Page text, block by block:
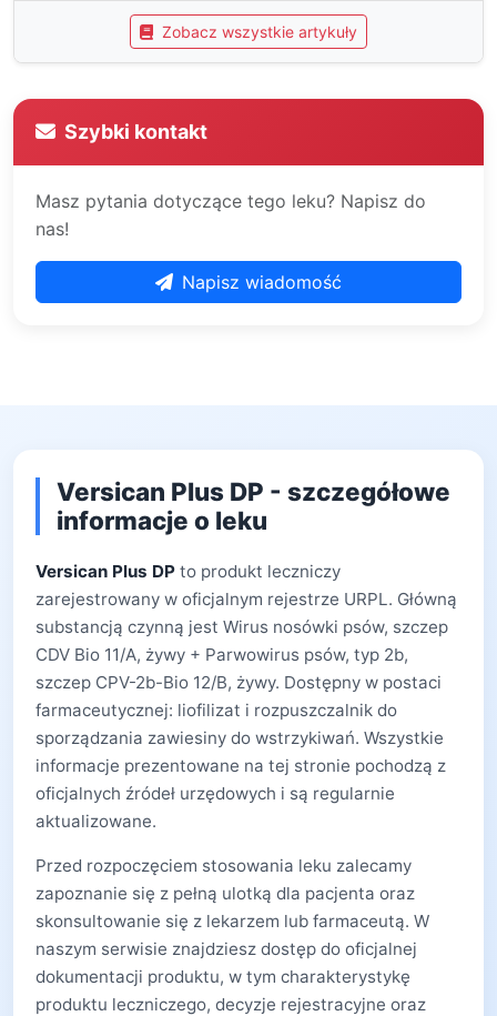
Zobacz wszystkie artykuły
Szybki kontakt
Masz pytania dotyczące tego leku? Napisz do
nas!
Napisz wiadomość
Versican Plus DP - szczegółowe
informacje o leku
Versican Plus DP to produkt leczniczy
zarejestrowany w oficjalnym rejestrze URPL. Główną
substancją czynną jest Wirus nosówki psów, szczep
CDV Bio 11/A, żywy + Parwowirus psów, typ 2b,
szczep CPV-2b-Bio 12/B, żywy. Dostępny w postaci
farmaceutycznej: liofilizat i rozpuszczalnik do
sporządzania zawiesiny do wstrzykiwań. Wszystkie
informacje prezentowane na tej stronie pochodzą z
oficjalnych źródeł urzędowych i są regularnie
aktualizowane.
Przed rozpoczęciem stosowania leku zalecamy
zapoznanie się z pełną ulotką dla pacjenta oraz
skonsultowanie się z lekarzem lub farmaceutą. W
naszym serwisie znajdziesz dostęp do oficjalnej
dokumentacji produktu, w tym charakterystykę
produktu leczniczego, decyzje rejestracyjne oraz